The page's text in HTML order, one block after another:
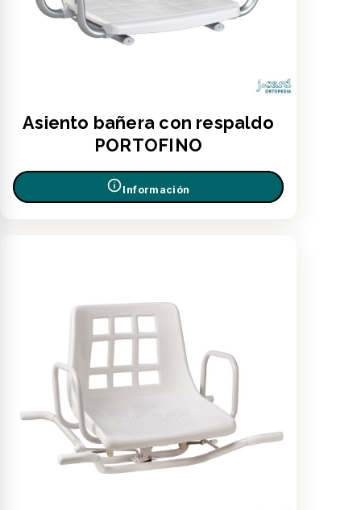
Asiento bañera con respaldo
PORTOFINO
Información